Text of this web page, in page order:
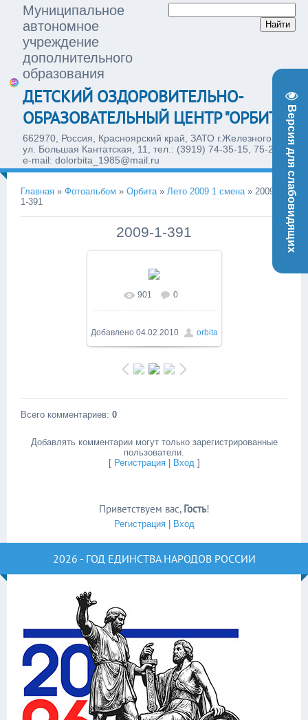
Версия для слабовидящих
Муниципальное
автономное
учреждение
дополнительного
образования
ДЕТСКИЙ ОЗДОРОВИТЕЛЬНО-
ОБРАЗОВАТЕЛЬНЫЙ ЦЕНТР "ОРБИТА"
662970, Россия, Красноярский край, ЗАТО г.Железногорск,
ул. Большая Кантатская, 11, тел.: (3919) 74-35-15, 75-28-77,
e-mail: dolorbita_1985@mail.ru
Главная » Фотоальбом » Орбита » Лето 2009 1 смена » 2009-
1-391
2009-1-391
901 0
Добавлено 04.02.2010 orbita
Всего комментариев: 0
Добавлять комментарии могут только зарегистрированные
пользователи.
[ Регистрация| Вход ]
Приветствуем вас, Гость!
Регистрация| Вход
2026 - ГОД ЕДИНСТВА НАРОДОВ РОССИИ